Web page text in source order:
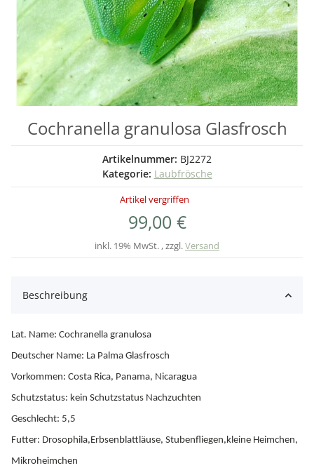
Cochranella granulosa Glasfrosch
Artikelnummer: BJ2272
Kategorie: Laubfrösche
Artikel vergriffen
99,00 €
inkl. 19% MwSt. , zzgl.Versand
Beschreibung
Lat. Name: Cochranella granulosa
Deutscher Name: La Palma Glasfrosch
Vorkommen: Costa Rica, Panama, Nicaragua
Schutzstatus: kein Schutzstatus Nachzuchten
Geschlecht: 5,5
Futter: Drosophila,Erbsenblattläuse, Stubenfliegen,kleine Heimchen,
Mikroheimchen